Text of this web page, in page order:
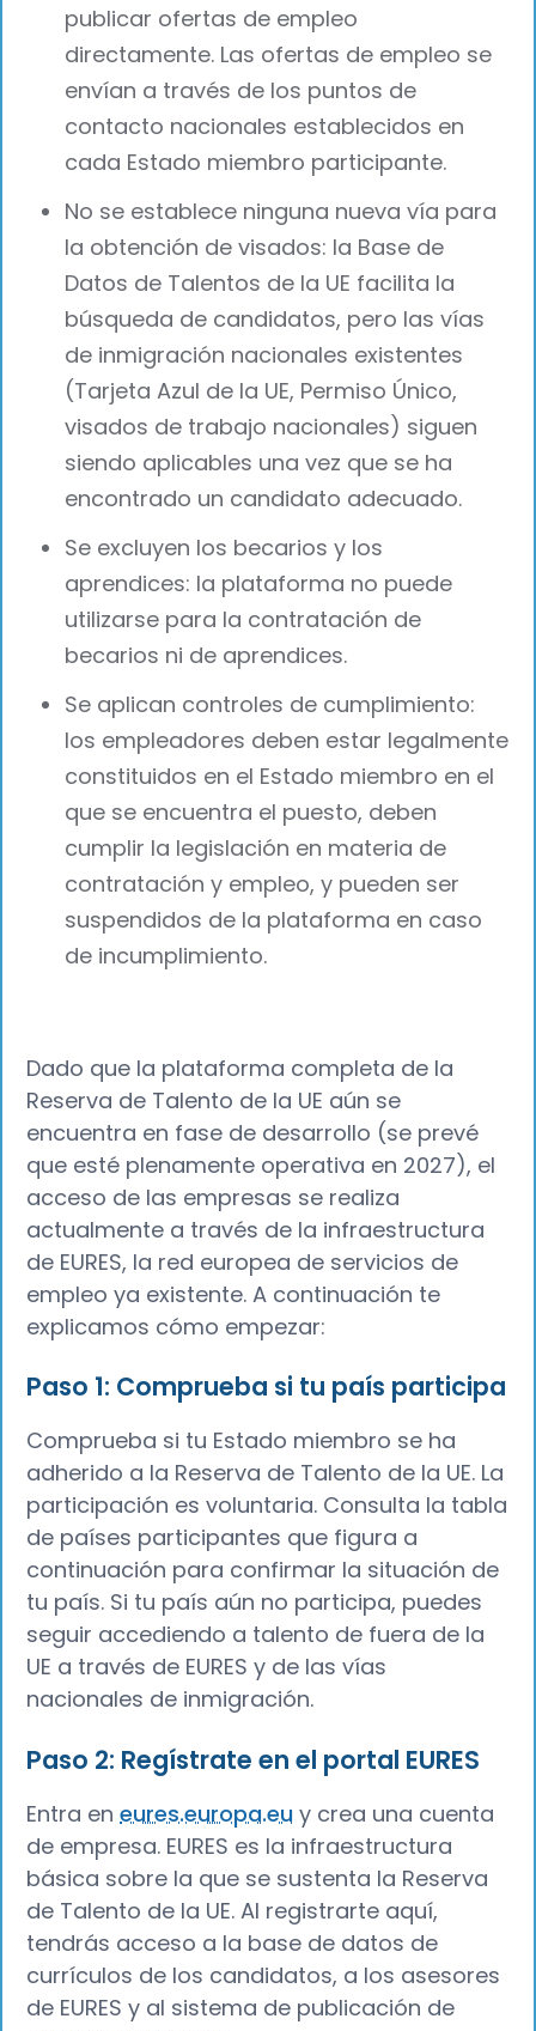
publicar ofertas de empleo
directamente. Las ofertas de empleo se
envían a través de los puntos de
contacto nacionales establecidos en
cada Estado miembro participante.
No se establece ninguna nueva vía para
la obtención de visados: la Base de
Datos de Talentos de la UE facilita la
búsqueda de candidatos, pero las vías
de inmigración nacionales existentes
(Tarjeta Azul de la UE, Permiso Único,
visados de trabajo nacionales) siguen
siendo aplicables una vez que se ha
encontrado un candidato adecuado.
Se excluyen los becarios y los
aprendices: la plataforma no puede
utilizarse para la contratación de
becarios ni de aprendices.
Se aplican controles de cumplimiento:
los empleadores deben estar legalmente
constituidos en el Estado miembro en el
que se encuentra el puesto, deben
cumplir la legislación en materia de
contratación y empleo, y pueden ser
suspendidos de la plataforma en caso
de incumplimiento.
Dado que la plataforma completa de la
Reserva de Talento de la UE aún se
encuentra en fase de desarrollo (se prevé
que esté plenamente operativa en 2027), el
acceso de las empresas se realiza
actualmente a través de la infraestructura
de EURES, la red europea de servicios de
empleo ya existente. A continuación te
explicamos cómo empezar:
Paso 1: Comprueba si tu país participa
Comprueba si tu Estado miembro se ha
adherido a la Reserva de Talento de la UE. La
participación es voluntaria. Consulta la tabla
de países participantes que figura a
continuación para confirmar la situación de
tu país. Si tu país aún no participa, puedes
seguir accediendo a talento de fuera de la
UE a través de EURES y de las vías
nacionales de inmigración.
Paso 2: Regístrate en el portal EURES
Entra eneures.europa.eu y crea una cuenta
de empresa. EURES es la infraestructura
básica sobre la que se sustenta la Reserva
de Talento de la UE. Al registrarte aquí,
tendrás acceso a la base de datos de
currículos de los candidatos, a los asesores
de EURES y al sistema de publicación de